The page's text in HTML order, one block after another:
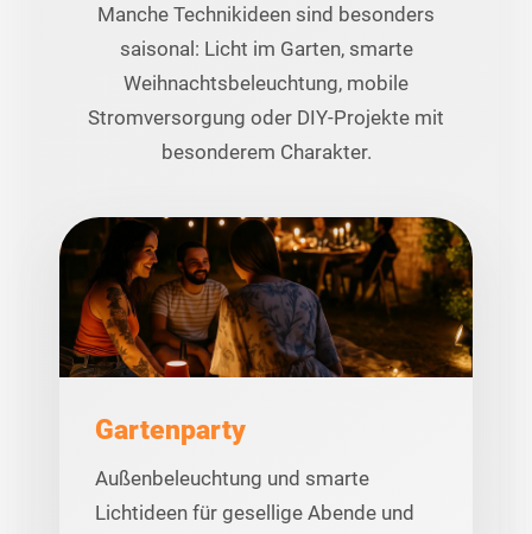
Manche Technikideen sind besonders
saisonal: Licht im Garten, smarte
Weihnachtsbeleuchtung, mobile
Stromversorgung oder DIY-Projekte mit
besonderem Charakter.
Gartenparty
Außenbeleuchtung und smarte
Lichtideen für gesellige Abende und